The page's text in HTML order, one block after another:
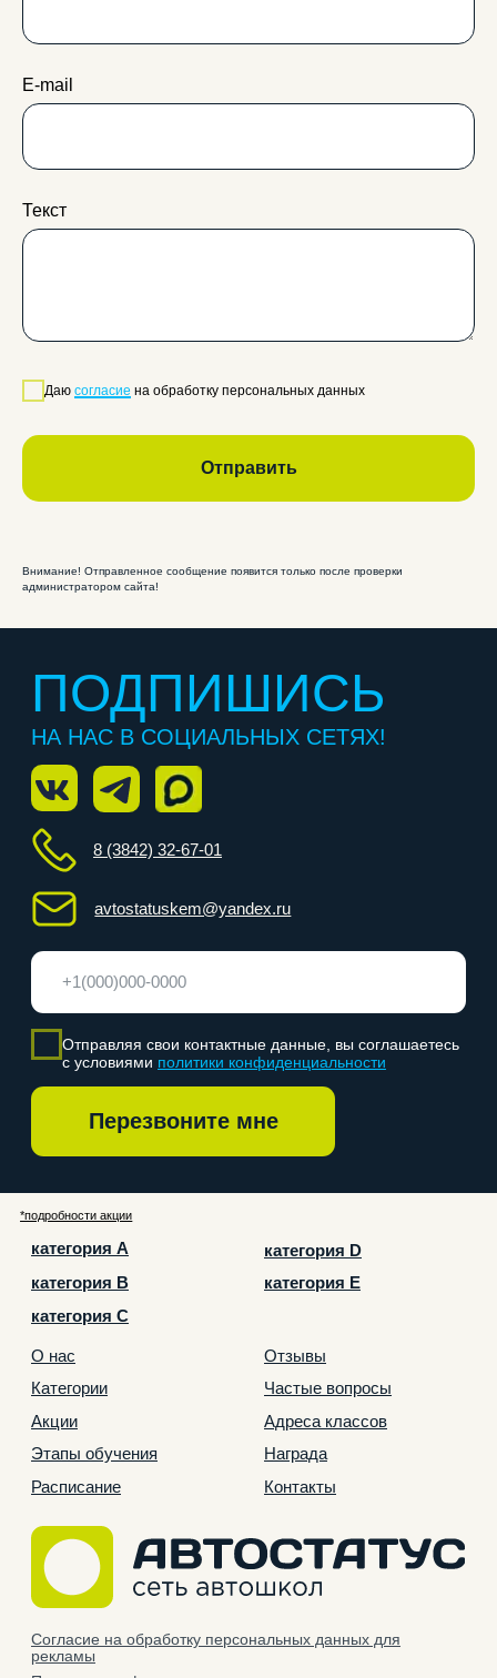
E-mail
Текст
Даю согласие на обработку персональных данных
Отправить
Внимание! Отправленное сообщение появится только после проверки
администратором сайта!
О нас
Согласие на обработку персональных данных для
рекламы
Расписание
права защищены